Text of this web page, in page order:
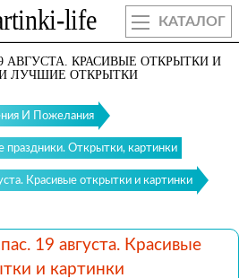
КАТАЛОГ
АВГУСТА. КРАСИВЫЕ ОТКРЫТКИ И
ЛУЧШИЕ ОТКРЫТКИ
И Пожелания
праздники. Открытки, картинки
Красивые открытки и картинки
19 августа. Красивые
и картинки